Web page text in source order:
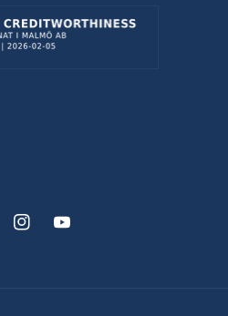
InstagramYouTube